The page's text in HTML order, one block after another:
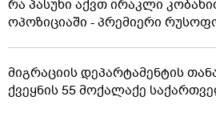
რა პასუხი აქვთ ირაკლი
ოპოზიციაში - პრემიერი
მიგრაციის დეპარტამენტის
ქვეყნის 55 მოქალაქე